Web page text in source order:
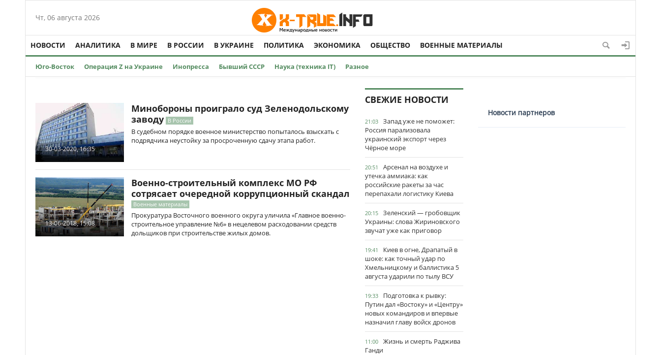
Чт, 06 августа 2026
НОВОСТИ АНАЛИТИКА В МИРЕ В РОССИИ В УКРАИНЕ ПОЛИТИКА ЭКОНОМИКА ОБЩЕСТВО ВОЕННЫЕ МАТЕРИАЛЫ
Юго-Восток Операция Z на Украине Инопресса Бывший СССР Наука (техника IT) Разное
30-03-2020, 16:35
Минобороны проиграло суд Зеленодольскому
заводу В России
В судебном порядке военное министерство попыталось взыскать с
подрядчика неустойку за просроченную сдачу этапа работ.
13-06-2018, 15:08
Военно-строительный комплекс МО РФ
сотрясает очередной коррупционный скандал
Военные материалы
Прокуратура Восточного военного округа уличила «Главное военно-
строительное управление №6» в нецелевом расходовании средств
дольщиков при строительстве жилых домов.
СВЕЖИЕ НОВОСТИ
21:03
Запад уже не поможет:
Россия парализовала
украинский экспорт через
Чёрное море
20:51
Арсенал на воздухе и
утечка аммиака: как
российские ракеты за час
перепахали логистику Киева
20:15
Зеленский — гробовщик
Украины: слова Жириновского
звучат уже как приговор
19:41
Киев в огне, Драпатый в
шоке: как точный удар по
Хмельницкому и баллистика 5
августа ударили по тылу ВСУ
19:33
Подготовка к рывку:
Путин дал «Востоку» и «Центру»
новых командиров и впервые
назначил главу войск дронов
11:00
Жизнь и смерть Раджива
Ганди
Новости партнеров